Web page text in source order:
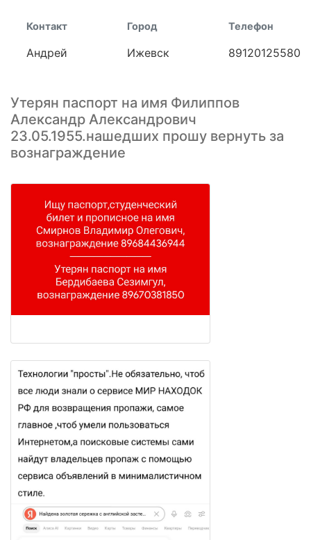
Контакт
Андрей
Город
Ижевск
Телефон
89120125580
Утерян паспорт на имя Филиппов
Александр Александрович
23.05.1955.нашедших прошу вернуть за
вознаграждение